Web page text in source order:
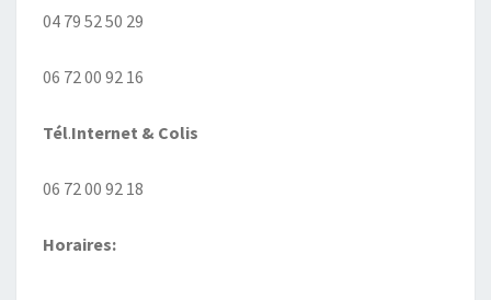
04 79 52 50 29
06 72 00 92 16
Tél.Internet & Colis
06 72 00 92 18
Horaires: